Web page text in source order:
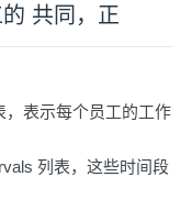
共同，正
，表示每个员工的工作
列表，这些时间段